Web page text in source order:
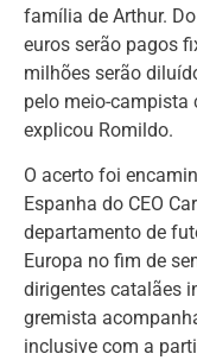
família de Arthur.
euros serão pagos
milhões serão
pelo meio-campista
explicou Romildo.
O acerto foi
Espanha do CEO
departamento de
Europa no fim de
dirigentes catalães
gremista
inclusive com a